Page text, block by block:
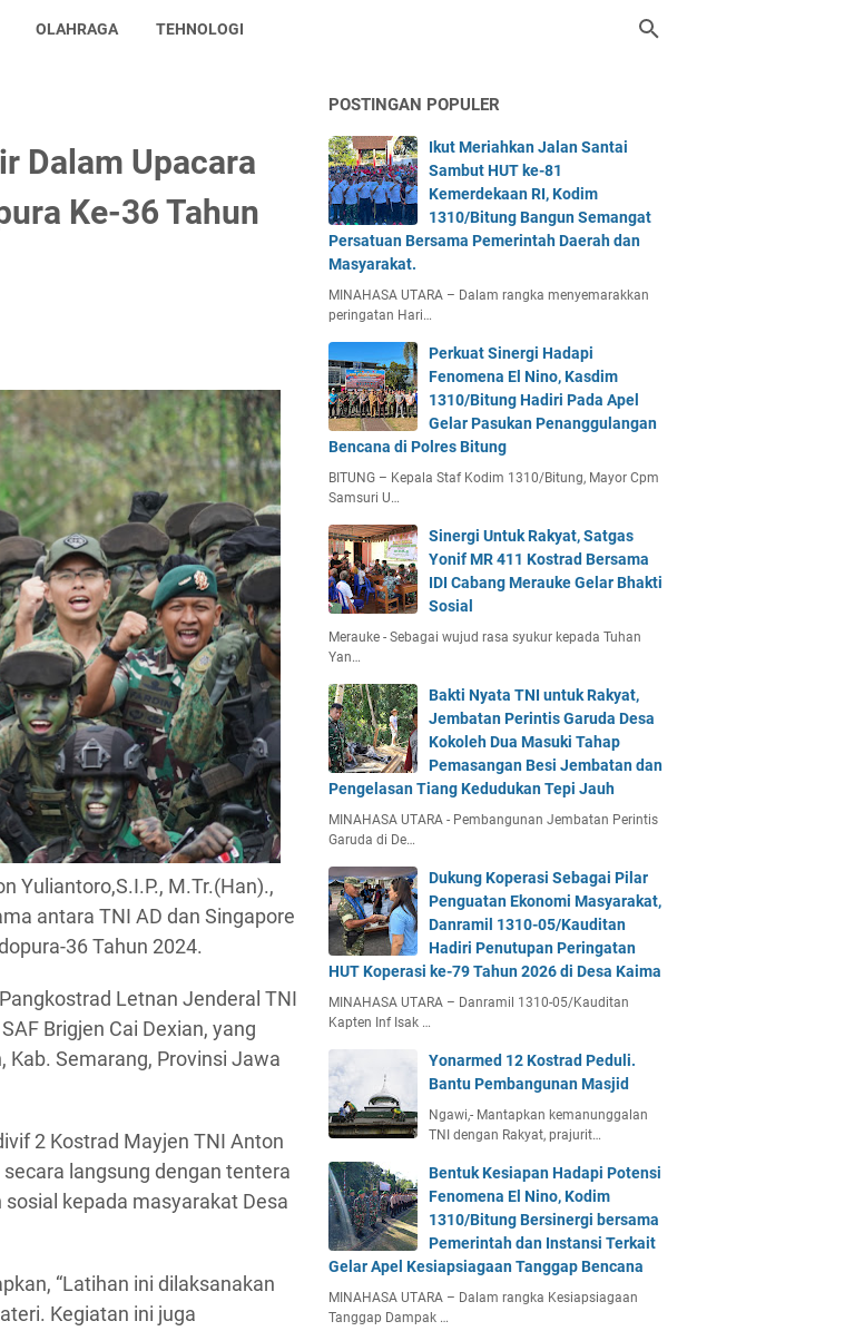
OLAHRAGA TEHNOLOGI
Dalam Upacara
Ke-36 Tahun
Yuliantoro,S.I.P., M.Tr.(Han).,
antara TNI AD dan Singapore
36 Tahun 2024.
Letnan Jenderal TNI
Brigjen Cai Dexian, yang
Kab. Semarang, Provinsi Jawa
2 Kostrad Mayjen TNI Anton
langsung dengan tentera
kepada masyarakat Desa
“Latihan ini dilaksanakan
Kegiatan ini juga
POSTINGAN POPULER
Ikut Meriahkan Jalan Santai
Sambut HUT ke-81
Kemerdekaan RI, Kodim
1310/Bitung Bangun Semangat
Persatuan Bersama Pemerintah Daerah dan
Masyarakat.
MINAHASA UTARA – Dalam rangka menyemarakkan
peringatan Hari…
Perkuat Sinergi Hadapi
Fenomena El Nino, Kasdim
1310/Bitung Hadiri Pada Apel
Gelar Pasukan Penanggulangan
Bencana di Polres Bitung
BITUNG – Kepala Staf Kodim 1310/Bitung, Mayor Cpm
Samsuri U…
Sinergi Untuk Rakyat, Satgas
Yonif MR 411 Kostrad Bersama
IDI Cabang Merauke Gelar Bhakti
Sosial
Merauke - Sebagai wujud rasa syukur kepada Tuhan
Yan…
Bakti Nyata TNI untuk Rakyat,
Jembatan Perintis Garuda Desa
Kokoleh Dua Masuki Tahap
Pemasangan Besi Jembatan dan
Pengelasan Tiang Kedudukan Tepi Jauh
MINAHASA UTARA - Pembangunan Jembatan Perintis
Garuda di De…
Dukung Koperasi Sebagai Pilar
Penguatan Ekonomi Masyarakat,
Danramil 1310-05/Kauditan
Hadiri Penutupan Peringatan
HUT Koperasi ke-79 Tahun 2026 di Desa Kaima
MINAHASA UTARA – Danramil 1310-05/Kauditan
Kapten Inf Isak …
Yonarmed 12 Kostrad Peduli.
Bantu Pembangunan Masjid
Ngawi,- Mantapkan kemanunggalan
TNI dengan Rakyat, prajurit…
Bentuk Kesiapan Hadapi Potensi
Fenomena El Nino, Kodim
1310/Bitung Bersinergi bersama
Pemerintah dan Instansi Terkait
Gelar Apel Kesiapsiagaan Tanggap Bencana
MINAHASA UTARA – Dalam rangka Kesiapsiagaan
Tanggap Dampak …